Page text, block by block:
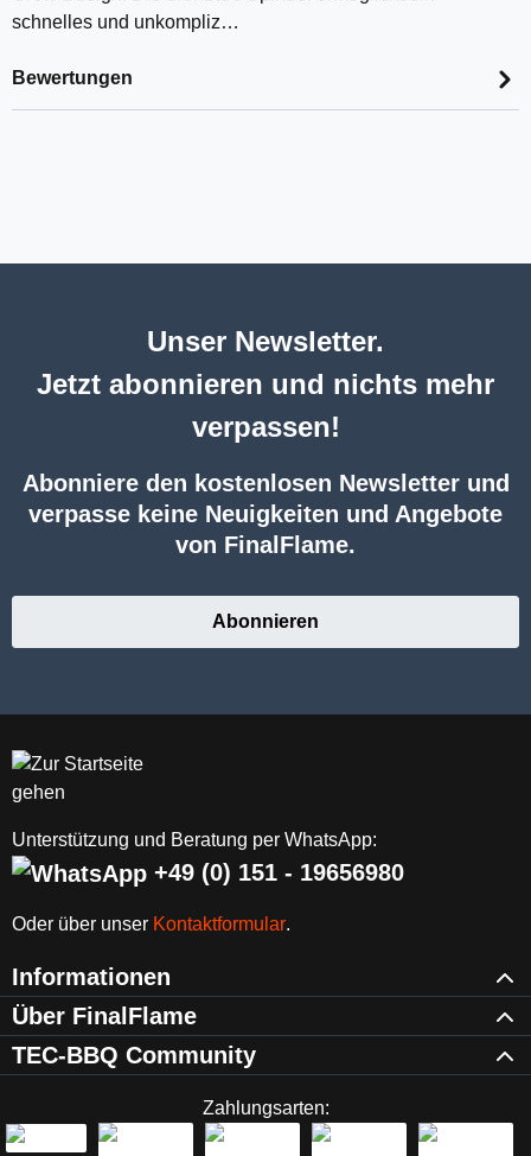
schnelles und unkompliz…
Bewertungen
Unser Newsletter.
Jetzt abonnieren und nichts mehr
verpassen!
Abonniere den kostenlosen Newsletter und
verpasse keine Neuigkeiten und Angebote
von FinalFlame.
Abonnieren
Unterstützung und Beratung per WhatsApp:
+49 (0) 151 - 19656980
Oder über unser Kontaktformular.
Informationen
Über FinalFlame
TEC-BBQ Community
Zahlungsarten: